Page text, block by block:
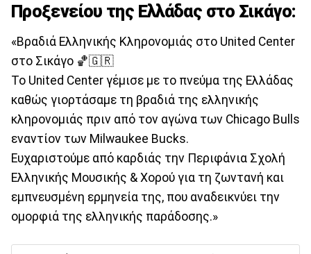
Προξενείου της Ελλάδας στο Σικάγο:
«Βραδιά Ελληνικής Κληρονομιάς στο United Center
στο Σικάγο 🏀🇬🇷
Το United Center γέμισε με το πνεύμα της Ελλάδας
καθώς γιορτάσαμε τη βραδιά της ελληνικής
κληρονομιάς πριν από τον αγώνα των Chicago Bulls
εναντίον των Milwaukee Bucks.
Ευχαριστούμε από καρδιάς την Περιφάνια Σχολή
Ελληνικής Μουσικής & Χορού για τη ζωντανή και
εμπνευσμένη ερμηνεία της, που αναδεικνύει την
ομορφιά της ελληνικής παράδοσης.»